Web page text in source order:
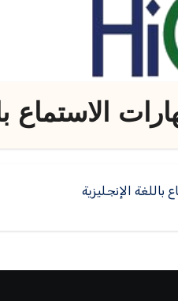
الاستماع
الإنجليزية